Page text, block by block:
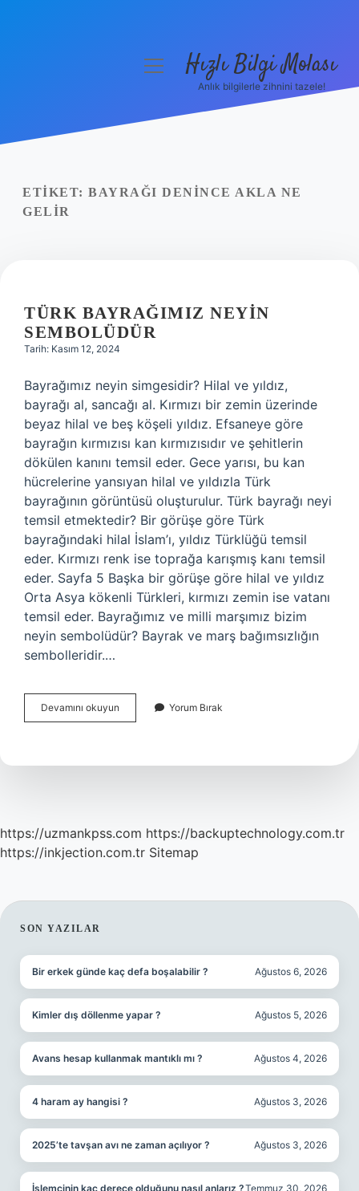
Yasal Uyarı
menüyüHızlı Bilgi Molası
Anlık bilgilerle zihnini tazele!
ETIKET: BAYRAĞI DENINCE AKLA NE
GELIR
TÜRK BAYRAĞIMIZ NEYIN
SEMBOLÜDÜR
Tarih: Kasım 12, 2024
Bayrağımız neyin simgesidir? Hilal ve yıldız,
bayrağı al, sancağı al. Kırmızı bir zemin üzerinde
beyaz hilal ve beş köşeli yıldız. Efsaneye göre
bayrağın kırmızısı kan kırmızısıdır ve şehitlerin
dökülen kanını temsil eder. Gece yarısı, bu kan
hücrelerine yansıyan hilal ve yıldızla Türk
bayrağının görüntüsü oluşturulur. Türk bayrağı neyi
temsil etmektedir? Bir görüşe göre Türk
bayrağındaki hilal İslam’ı, yıldız Türklüğü temsil
eder. Kırmızı renk ise toprağa karışmış kanı temsil
eder. Sayfa 5 Başka bir görüşe göre hilal ve yıldız
Orta Asya kökenli Türkleri, kırmızı zemin ise vatanı
temsil eder. Bayrağımız ve milli marşımız bizim
neyin sembolüdür? Bayrak ve marş bağımsızlığın
sembolleridir.…
Devamını okuyun
Bayrağımız
Yorum Bırak
https://uzmankpss.com https://backuptechnology.com.tr
https://inkjection.com.tr Sitemap
SIDEBAR
SON YAZILAR
Bir erkek günde kaç defa boşalabilir ? Ağustos 6, 2026
Kimler dış döllenme yapar ? Ağustos 5, 2026
Avans hesap kullanmak mantıklı mı ? Ağustos 4, 2026
4 haram ay hangisi ? Ağustos 3, 2026
2025’te tavşan avı ne zaman açılıyor ? Ağustos 3, 2026
İşlemcinin kaç derece olduğunu nasıl anlarız ?Temmuz 30, 2026